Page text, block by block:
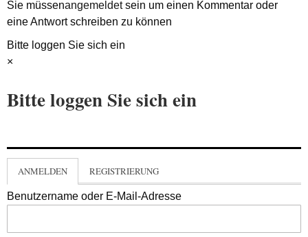
Sie müssenangemeldetsein um einen Kommentar oder
eine Antwort schreiben zu können
Bitte loggen Sie sich ein
×
Bitte loggen Sie sich ein
ANMELDEN REGISTRIERUNG
Benutzername oder E-Mail-Adresse